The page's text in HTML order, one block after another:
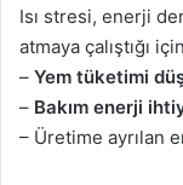
Isı stresi, enerji
atmaya çalıştığı
– Yem tüketimi
– Bakım enerji
– Üretime ayrılan